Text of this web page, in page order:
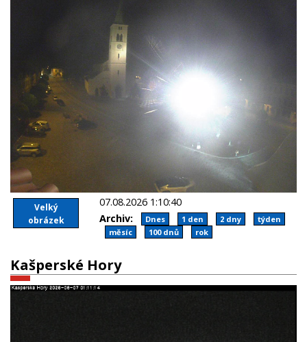
Velký
obrázek
07.08.2026 1:10:40
Archiv:
Dnes 1 den 2 dny
týden
měsíc
100 dnů rok
Kašperské Hory